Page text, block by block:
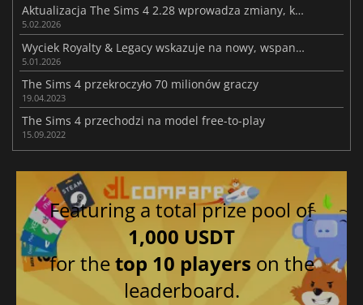
Aktualizacja The Sims 4 2.28 wprowadza zmiany, które spodobają się graczom
5.02.2026
Wyciek Royalty & Legacy wskazuje na nowy, wspaniały rozdział w The Sims 4
5.01.2026
The Sims 4 przekroczyło 70 milionów graczy
19.04.2023
The Sims 4 przechodzi na model free-to-play
15.09.2022
Featuring a total prize pool of
1,000 USDT
for thetop 10 players on the
leaderboard.